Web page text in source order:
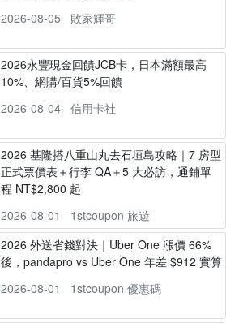
2026-08-05
敗家輝哥
2026永豐現金回饋JCB卡，日本滿額最高
10%、網購/百貨5%回饋
2026-08-04
信用卡社
2026 基隆搭八重山丸去石垣島攻略｜7 房型
正式票價表＋行李 QA＋5 大必訪，通鋪單
程 NT$2,800 起
2026-08-01
1stcoupon 旅遊
2026 外送省錢對決｜Uber One 漲價 66%
後，pandapro vs Uber One 年差 $912 實算
2026-08-01
1stcoupon 優惠碼